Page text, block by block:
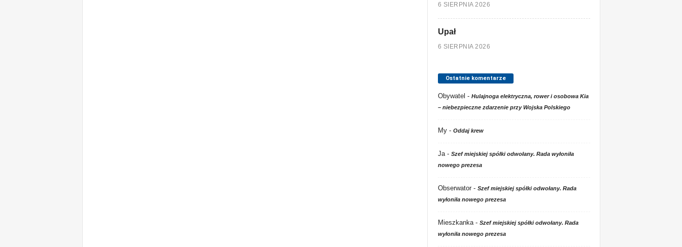
6 SIERPNIA 2026
Upał
6 SIERPNIA 2026
Ostatnie komentarze
Obywatel - Hulajnoga elektryczna, rower i osobowa Kia
– niebezpieczne zdarzenie przy Wojska Polskiego
My- Oddaj krew
Ja- Szef miejskiej spółki odwołany. Rada wyłoniła
nowego prezesa
Obserwator- Szef miejskiej spółki odwołany. Rada
wyłoniła nowego prezesa
Mieszkanka- Szef miejskiej spółki odwołany. Rada
wyłoniła nowego prezesa